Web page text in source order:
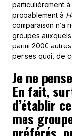
particulièrement à
probablement à
comparaison n’a
groupes
parmi 2000
penses quoi, de
Je ne
En fait,
d’établir
mes